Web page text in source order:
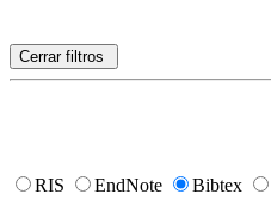
Cerrar filtros
RIS EndNote Bibtex